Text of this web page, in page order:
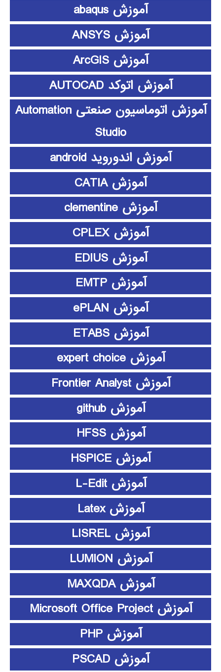
آموزش abaqus
آموزش ANSYS
آموزش ArcGIS
آموزش اتوکد AUTOCAD
آموزش اتوماسیون صنعتی Automation
Studio
آموزش اندوروید android
آموزش CATIA
آموزش clementine
آموزش CPLEX
آموزش EDIUS
آموزش EMTP
آموزش ePLAN
آموزش ETABS
آموزش expert choice
آموزش Frontier Analyst
آموزش github
آموزش HFSS
آموزش HSPICE
آموزش L-Edit
آموزش Latex
آموزش LISREL
آموزش LUMION
آموزش MAXQDA
آموزش Microsoft Office Project
آموزش PHP
آموزش PSCAD